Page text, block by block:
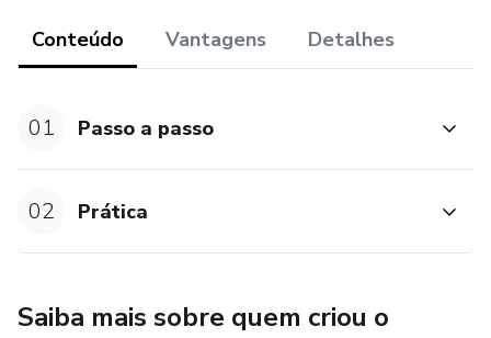
Conteúdo Vantagens Detalhes
01 Passo a passo
02 Prática
Saiba mais sobre quem criou o